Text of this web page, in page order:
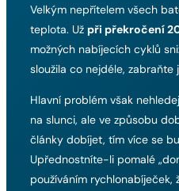
Velkým nepřítelem všech
teplota. Už při překročení
možných nabíjecích cyklů
sloužila co nejdéle, zabraňte
Hlavní problém však
na slunci, ale ve způsobu
články dobíjet, tím více se
Upřednostníte-li pomalé
používáním rychlonabíječek,